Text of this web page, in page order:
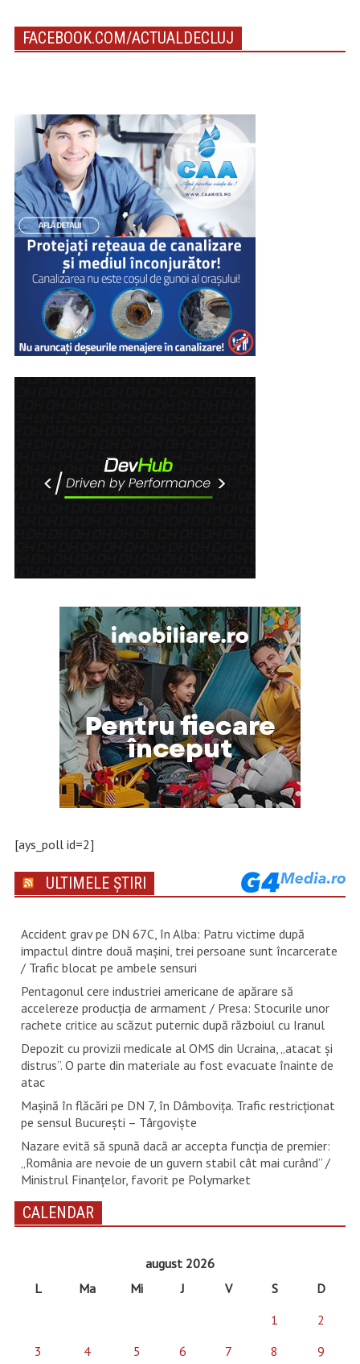
FACEBOOK.COM/ACTUALDECLUJ
[ays_poll id=2]
ULTIMELE ȘTIRI
Accident grav pe DN 67C, în Alba: Patru victime după
impactul dintre două mașini, trei persoane sunt încarcerate
/ Trafic blocat pe ambele sensuri
Pentagonul cere industriei americane de apărare să
accelereze producția de armament / Presa: Stocurile unor
rachete critice au scăzut puternic după războiul cu Iranul
Depozit cu provizii medicale al OMS din Ucraina, „atacat și
distrus”. O parte din materiale au fost evacuate înainte de
atac
Mașină în flăcări pe DN 7, în Dâmbovița. Trafic restricționat
pe sensul București – Târgoviște
Nazare evită să spună dacă ar accepta funcția de premier:
„România are nevoie de un guvern stabil cât mai curând” /
Ministrul Finanțelor, favorit pe Polymarket
CALENDAR
august 2026
L
Ma Mi J V S
D
1
2
3
4 5 6 7 8
9